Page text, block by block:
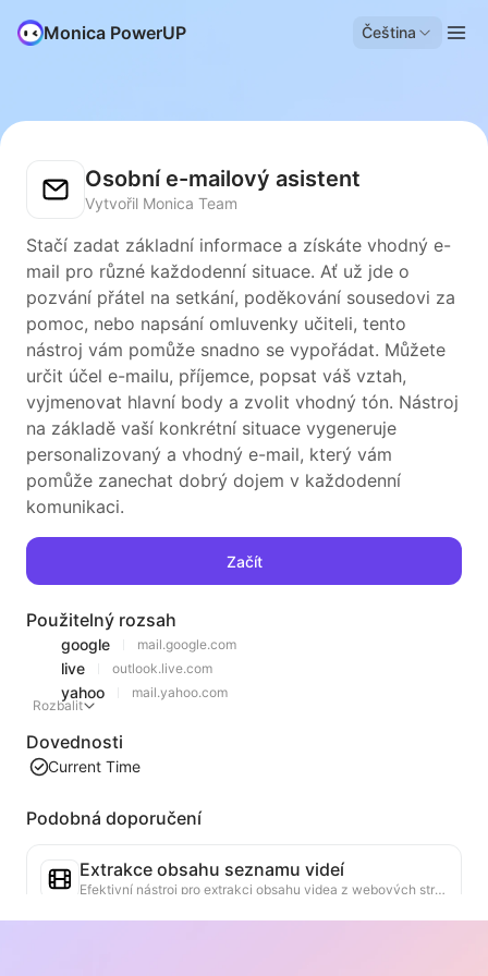
Monica PowerUP Čeština
Osobní e-mailový asistent
Vytvořil Monica Team
Stačí zadat základní informace a získáte vhodný e-
mail pro různé každodenní situace. Ať už jde o
pozvání přátel na setkání, poděkování sousedovi za
pomoc, nebo napsání omluvenky učiteli, tento
nástroj vám pomůže snadno se vypořádat. Můžete
určit účel e-mailu, příjemce, popsat váš vztah,
vyjmenovat hlavní body a zvolit vhodný tón. Nástroj
na základě vaší konkrétní situace vygeneruje
personalizovaný a vhodný e-mail, který vám
pomůže zanechat dobrý dojem v každodenní
komunikaci.
Začít
Použitelný rozsah
google mail.google.com
live outlook.live.com
yahoo
mail.yahoo.com
Rozbalit
Dovednosti
Current Time
Podobná doporučení
Extrakce obsahu seznamu videí
Efektivní nástroj pro extrakci obsahu videa z webových stránek, který dokáže rychle procházet webové stránky a uspořádat informace o videích do strukturované tabulky Markdown.